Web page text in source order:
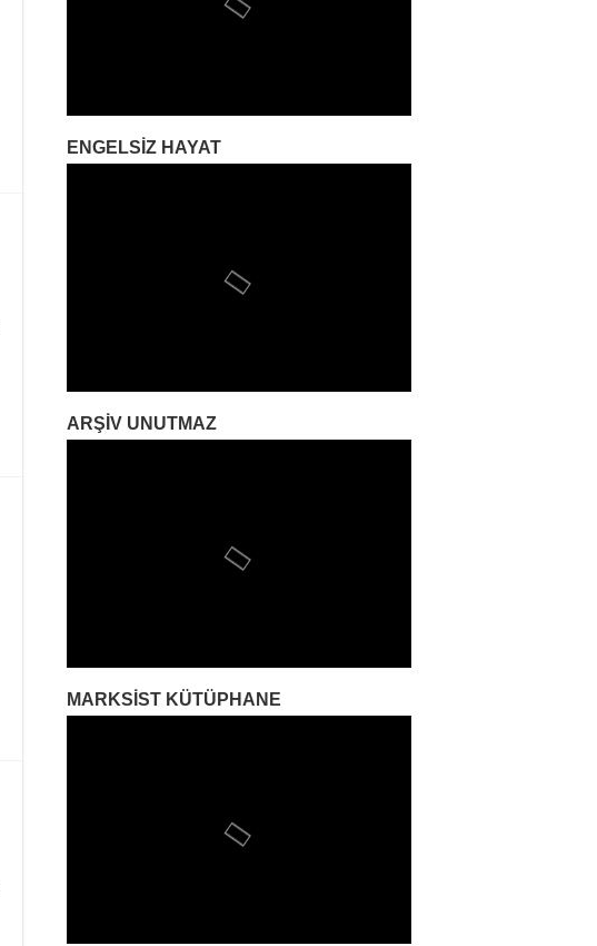
ENGELSIZ HAYAT
ARŞIV UNUTMAZ
MARKSIST KÜTÜPHANE